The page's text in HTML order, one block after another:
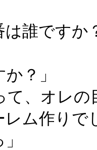
誰ですか
？」
て、オレ
ム作りで